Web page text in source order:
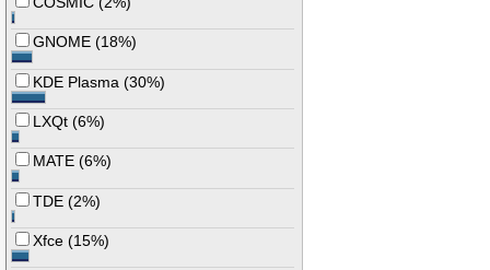
GNOME (18%)
KDE Plasma (30%)
LXQt (6%)
MATE (6%)
TDE (2%)
Xfce (15%)